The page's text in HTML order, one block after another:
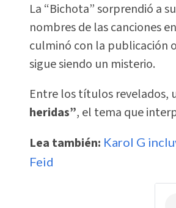
La “Bichota” sorprendió a
nombres de las canciones
culminó con la publicación
sigue siendo un misterio.
Entre los títulos revelados,
heridas”, el tema que
Lea también: Karol G
Feid